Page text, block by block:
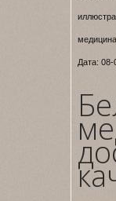
медицина
Дата: 08-